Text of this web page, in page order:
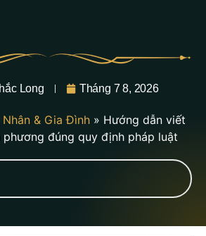
Long Tháng 7 8, 2026
Nhân & Gia Đình » Hướng dẫn viết
đúng quy định pháp luật